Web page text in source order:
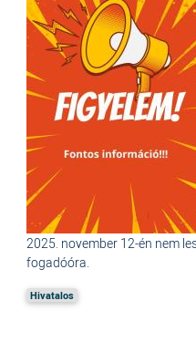
2025. november 12-én nem
fogadóóra.
Hivatalos